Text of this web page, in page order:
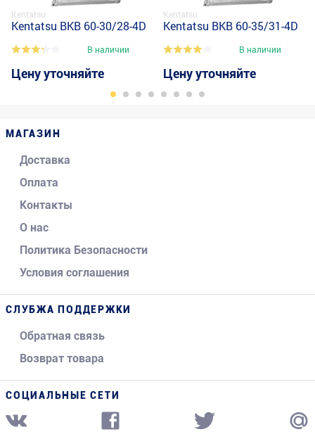
Kentatsu
Kentatsu BKB 60-30/28-4D
В наличии
Цену уточняйте
Kentatsu
Kentatsu BKB 60-35/31-4D
В наличии
Цену уточняйте
МАГАЗИН
Доставка
Оплата
Контакты
О нас
Политика Безопасности
Условия соглашения
СЛУБЖА ПОДДЕРЖКИ
Обратная связь
Возврат товара
СОЦИАЛЬНЫЕ СЕТИ